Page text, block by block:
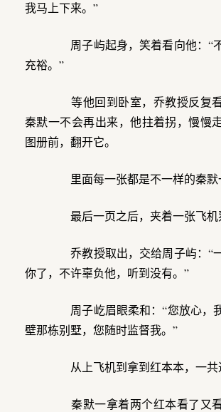
我马上下来。”
周子屿起身，笑着看向他：“
充裕。”
等他回到卧室，乔教授反复
秦默一不会再出来，他拄着拐，慢慢
图册前，翻开它。
里面每一张都是不一样的秦默
最后一页之后，夹着一张飞机
乔教授取出，交给周子屿：“
你了，不许辜负他，听到没有。”
周子屹眉眼柔和：“您放心，
壁那栋别墅，您随时监督我。”
从上飞机到拿到红本本，一共
秦默一拿着两个红本看了又看